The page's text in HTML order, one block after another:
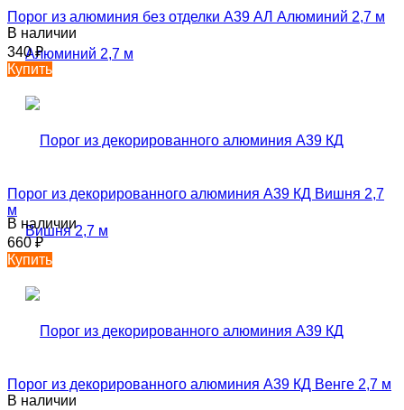
Порог из алюминия без отделки А39 АЛ Алюминий 2,7 м
В наличии
340₽
Купить
Порог из декорированного алюминия А39 КД Вишня 2,7
м
В наличии
660₽
Купить
Порог из декорированного алюминия А39 КД Венге 2,7 м
В наличии